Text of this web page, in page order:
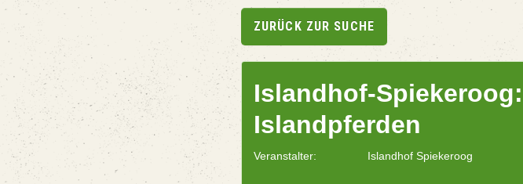
ZURÜCK ZUR SUCHE
Islandhof-
Islandpferden
Veranstalter: Islandhof Spiekeroog